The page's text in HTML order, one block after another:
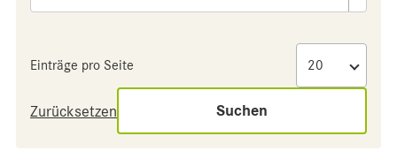
Einträge pro Seite
Zurücksetzen Suchen